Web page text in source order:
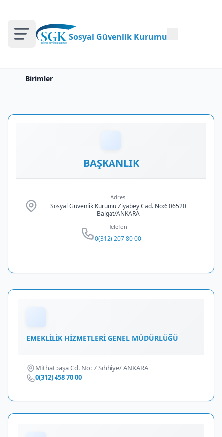
Sosyal Güvenlik Kurumu
Birimler
BAŞKANLIK
Adres
Sosyal Güvenlik Kurumu Ziyabey Cad. No:6 06520
Balgat/ANKARA
Telefon
0(312) 207 80 00
EMEKLİLİK HİZMETLERİ GENEL MÜDÜRLÜĞÜ
Mithatpaşa Cd. No: 7 Sıhhiye/ ANKARA
0(312) 458 70 00